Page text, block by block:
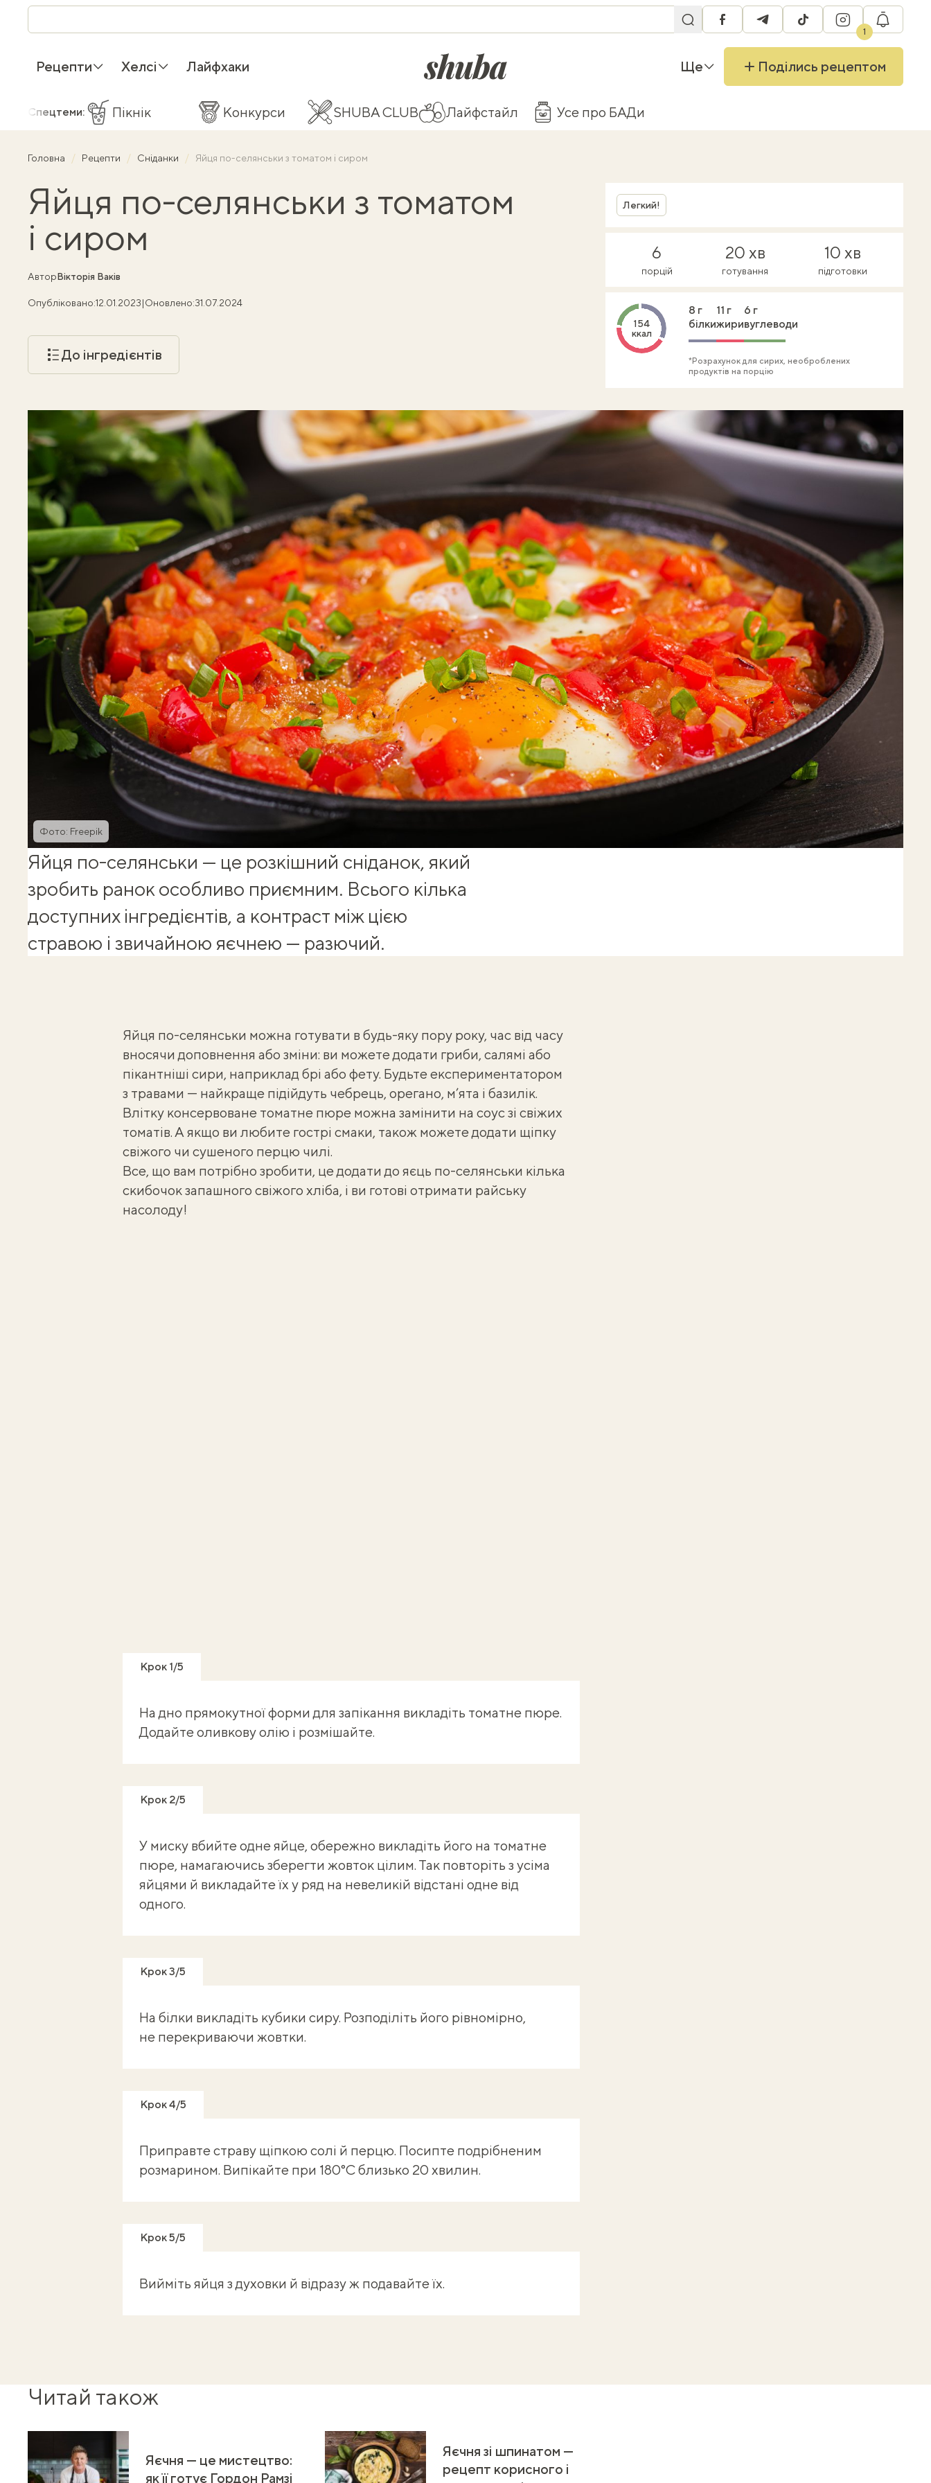
facebooktelegramtiktok instagram
1
Рецепти Хелсі Лайфхаки shuba.life Ще Поділись рецептом
Спецтеми: Пікнік Конкурси SHUBA CLUB Лайфстайл Усе про БАДи
Головна Рецепти Сніданки Яйця по-селянськи з томатом і сиром
Яйця по-селянськи з томатом
і сиром
АвторВікторія Ваків
Опубліковано:12.01.2023|Оновлено:31.07.2024
До інгредієнтів
Фото: Freepik
Легкий!
6
порцій
20 хв
готування
10 хв
підготовки
154
ккал
8 г
білки
11 г
жири
6 г
вуглеводи
*Розрахунок для сирих, необроблених
продуктів на порцію
Яйця по-селянськи — це розкішний сніданок, який
зробить ранок особливо приємним. Всього кілька
доступних інгредієнтів, а контраст між цією
стравою і звичайною яєчнею — разючий.
Яйця по-селянськи можна готувати в будь-яку пору року, час від часу
вносячи доповнення або зміни: ви можете додати гриби, салямі або
пікантніші сири, наприклад брі або фету. Будьте експериментатором
з травами — найкраще підійдуть чебрець, орегано, м’ята і базилік.
Влітку консервоване томатне пюре можна замінити на соус зі свіжих
томатів. А якщо ви любите гострі смаки, також можете додати щіпку
свіжого чи сушеного перцю чилі.
Все, що вам потрібно зробити, це додати до яєць по-селянськи кілька
скибочок запашного свіжого хліба, і ви готові отримати райську
насолоду!
Крок 1/5
На дно прямокутної форми для запікання викладіть томатне пюре.
Додайте оливкову олію і розмішайте.
Крок 2/5
У миску вбийте одне яйце, обережно викладіть його на томатне
пюре, намагаючись зберегти жовток цілим. Так повторіть з усіма
яйцями й викладайте їх у ряд на невеликій відстані одне від
одного.
Крок 3/5
На білки викладіть кубики сиру. Розподіліть його рівномірно,
не перекриваючи жовтки.
Крок 4/5
Приправте страву щіпкою солі й перцю. Посипте подрібненим
розмарином. Випікайте при 180°C близько 20 хвилин.
Крок 5/5
Вийміть яйця з духовки й відразу ж подавайте їх.
Читай також
Яєчня — це мистецтво:
як її готує Гордон Рамзі
Яєчня зі шпинатом —
рецепт корисного і